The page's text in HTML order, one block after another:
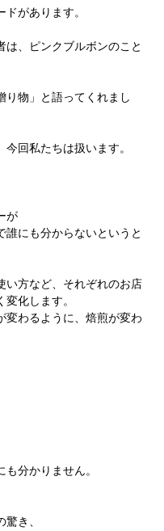
があります。
は、ピンクブルボンのこと
り物」と語ってくれまし
回私たちは扱います。
が
誰にも分からないというと
い方など、それぞれのお店
化します。
変わるように、焙煎が変わ
分かりません。
き、